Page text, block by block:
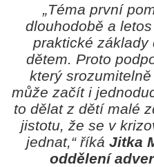
„Téma první
dlouhodobě a
praktické základy
dětem. Proto
který
může začít i
to dělat z dětí malé
jistotu, že se v
jednat,“ říká Jitka
oddělení